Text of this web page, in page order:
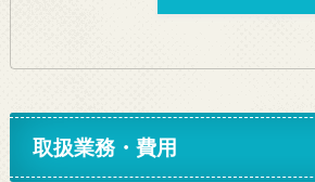
取扱業務・費用